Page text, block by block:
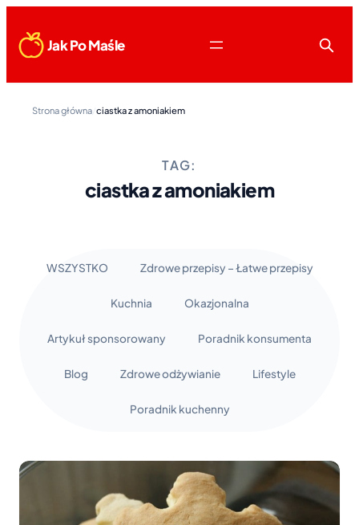
Jak Po Maśle
Strona główna ciastka z amoniakiem
TAG:
ciastka z amoniakiem
WSZYSTKO Zdrowe przepisy – Łatwe przepisy
Kuchnia Okazjonalna
Artykuł sponsorowany Poradnik konsumenta
Blog Zdrowe odżywianie Lifestyle
Poradnik kuchenny